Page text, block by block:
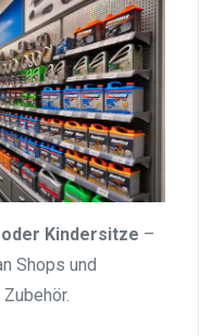
Kindersitze –
Shops und